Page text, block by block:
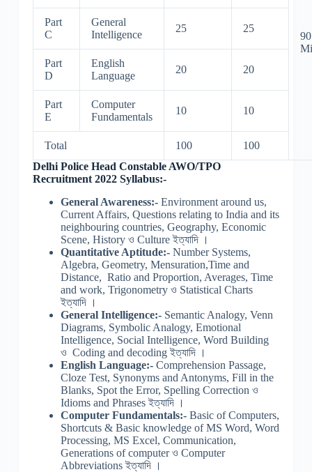
90
Part
C
General
Intelligence
25 25
Part
D
English
Language
20 20
Part
E
Computer
Fundamentals
10 10
Total 100
100
Delhi Police Head Constable AWO/TPO
Recruitment 2022 Syllabus:-
General Awareness:-Environment around us,
Current Affairs, Questions relating to India and its
neighbouring countries, Geography, Economic
Scene, History ও Culture ইত্যাদি ।
Quantitative Aptitude:- Number Systems,
Algebra, Geometry, Mensuration,Time and
Distance, Ratio and Proportion, Averages, Time
and work, Trigonometry ও Statistical Charts
ইত্যাদি ।
General Intelligence:- Semantic Analogy, Venn
Diagrams, Symbolic Analogy, Emotional
Intelligence, Social Intelligence, Word Building
ও Coding and decoding ইত্যাদি ।
English Language:-Comprehension Passage,
Cloze Test, Synonyms and Antonyms, Fill in the
Blanks, Spot the Error, Spelling Correction ও
Idioms and Phrases ইত্যাদি ।
Computer Fundamentals:- Basic of Computers,
Shortcuts & Basic knowledge of MS Word, Word
Processing, MS Excel, Communication,
Generations of computer ও Computer
Abbreviations ইত্যাদি ।